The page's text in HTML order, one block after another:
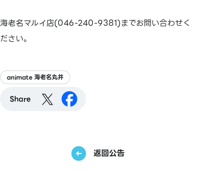
海老名マルイ店(046-240-9381)までお問い合わせく
ださい。
animate 海老名丸井
Share
返回公告